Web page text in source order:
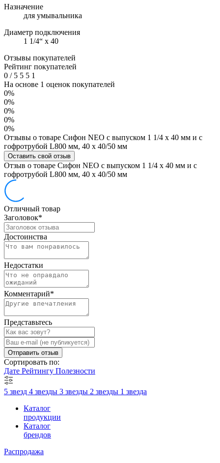
Назначение
для умывальника
Диаметр подключения
1 1/4“ х 40
Отзывы покупателей
Рейтинг покупателей
0 /5 5 5 1
На основе 1 оценок покупателей
0%
0%
0%
0%
0%
Отзывы о товаре Сифон NEO с выпуском 1 1/4 х 40 мм и с
гофротрубой L800 мм, 40 х 40/50 мм
Оставить свой отзыв
Отзыв о товаре Сифон NEO с выпуском 1 1/4 х 40 мм и с
гофротрубой L800 мм, 40 х 40/50 мм
Отличный товар
Заголовок*
Достоинства
Недостатки
Комментарий*
Представьтесь
Отправить отзыв
Сортировать по:
Дате Рейтингу Полезности
5 звезд 4 звезды 3 звезды 2 звезды 1 звезда
Каталог
продукции
Каталог
брендов
Распродажа